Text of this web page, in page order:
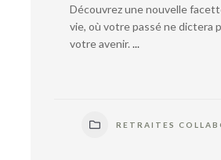
Découvrez une nouvelle
vie, où votre passé ne dictera
votre avenir. ...
RETRAITES